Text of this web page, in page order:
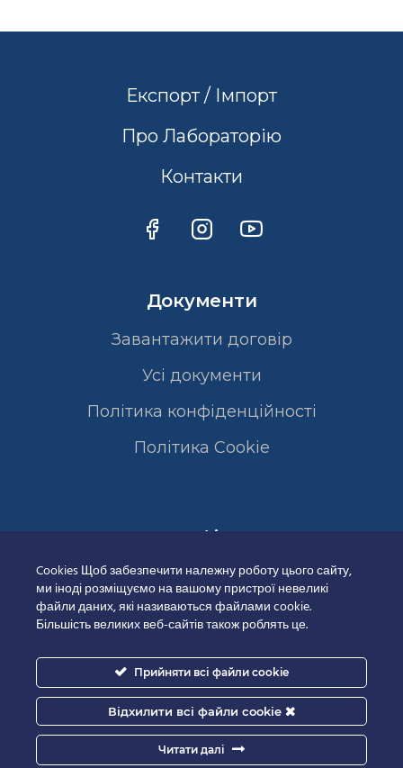
Експорт / Імпорт
Про Лабораторію
Контакти
Документи
Завантажити договір
Усі документи
Політика конфіденційності
Полiтика Cookie
Сертифікати
Cookies Щоб забезпечити належну роботу цього сайту,
ми іноді розміщуємо на вашому пристрої невеликі
файли даних, які називаються файлами cookie.
Більшість великих веб-сайтів також роблять це.
Прийняти всі файли cookie
Відхилити всі файли cookie
Читати далі